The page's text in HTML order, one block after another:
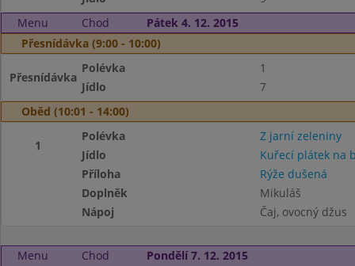
Menu
Chod
Pátek 4. 12. 2015
Přesnídávka (9:00 - 10:00)
Přesnídávka
Polévka
1
Jídlo
7
Oběd (10:01 - 14:00)
1
Polévka
Z jarní zeleniny
Jídlo
Kuřecí plátek na
Příloha
Rýže dušená
Doplněk
Mikuláš
Nápoj
Čaj, ovocný džus
Menu Chod
Pondělí 7. 12. 2015